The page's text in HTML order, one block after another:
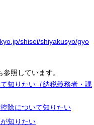
shisei/shiyakusyo/gyo
照しています。
知りたい（納税義務者・課
除について知りたい
知りたい